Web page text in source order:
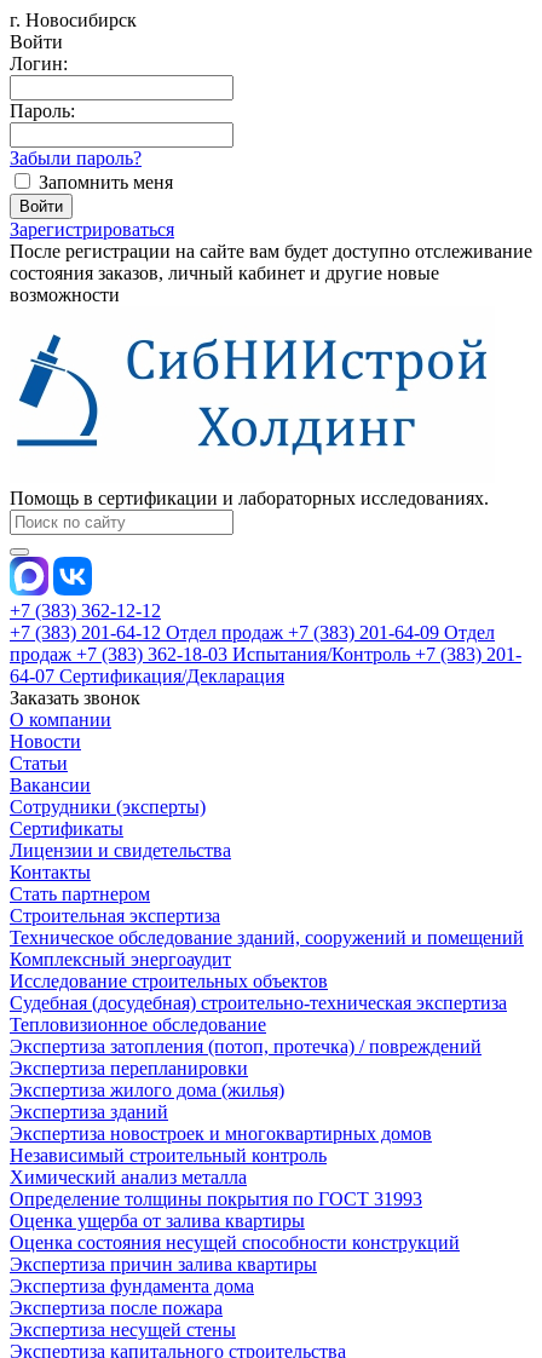
г. Новосибирск
Войти
Логин:
Пароль:
Забыли пароль?
Запомнить меня
Зарегистрироваться
После регистрации на сайте вам будет доступно отслеживание
состояния заказов, личный кабинет и другие новые
возможности
Помощь в сертификации и лабораторных исследованиях.
+7 (383) 362-12-12
+7 (383) 201-64-12 Отдел продаж +7 (383) 201-64-09 Отдел
продаж +7 (383) 362-18-03 Испытания/Контроль +7 (383) 201-
64-07 Сертификация/Декларация
Заказать звонок
О компании
Новости
Статьи
Вакансии
Сотрудники (эксперты)
Сертификаты
Лицензии и свидетельства
Контакты
Стать партнером
Строительная экспертиза
Техническое обследование зданий, сооружений и помещений
Комплексный энергоаудит
Исследование строительных объектов
Судебная (досудебная) строительно-техническая экспертиза
Тепловизионное обследование
Экспертиза затопления (потоп, протечка) / повреждений
Экспертиза перепланировки
Экспертиза жилого дома (жилья)
Экспертиза зданий
Экспертиза новостроек и многоквартирных домов
Независимый строительный контроль
Химический анализ металла
Определение толщины покрытия по ГОСТ 31993
Оценка ущерба от залива квартиры
Оценка состояния несущей способности конструкций
Экспертиза причин залива квартиры
Экспертиза фундамента дома
Экспертиза после пожара
Экспертиза несущей стены
Экспертиза капитального строительства